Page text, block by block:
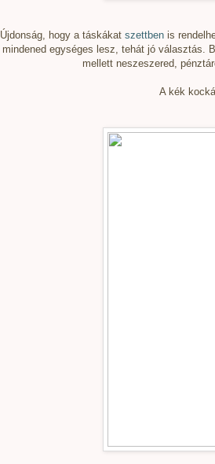
Újdonság, hogy a táskákat szettben is
mindened egységes lesz, tehát jó választás.
mellett neszeszered,
A kék